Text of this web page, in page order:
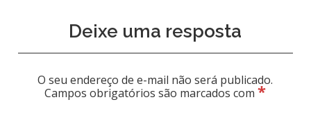
Deixe uma resposta
O seu endereço de e-mail não será publicado.
Campos obrigatórios são marcados com*